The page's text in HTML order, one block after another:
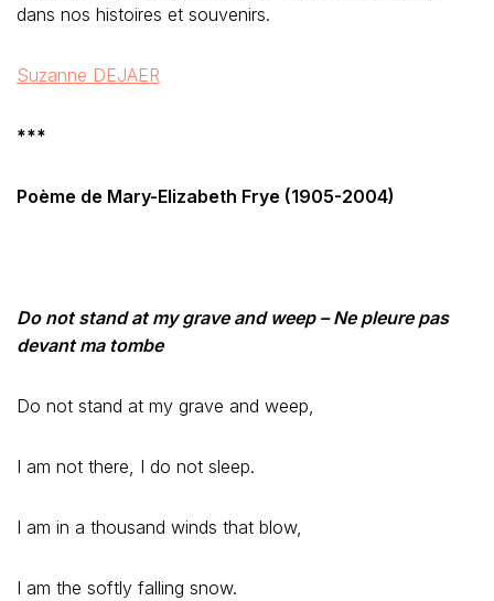
dans nos histoires et souvenirs.
Suzanne DEJAER
***
Poème de Mary-Elizabeth Frye (1905-2004)
Do not stand at my grave and weep – Ne pleure pas
devant ma tombe
Do not stand at my grave and weep,
I am not there, I do not sleep.
I am in a thousand winds that blow,
I am the softly falling snow.